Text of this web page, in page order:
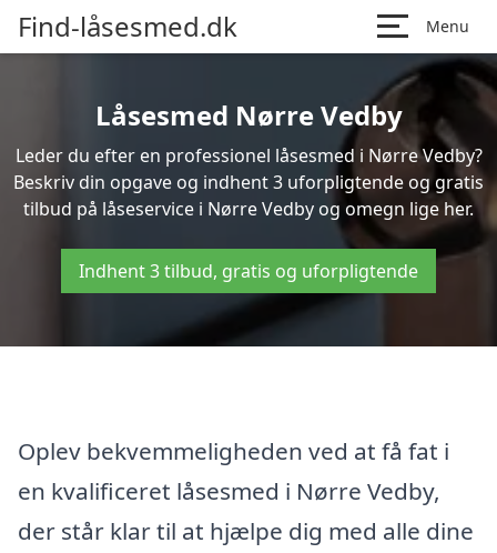
Find-låsesmed.dk Menu
Låsesmed Nørre Vedby
Leder du efter en professionel låsesmed i Nørre Vedby?
Beskriv din opgave og indhent 3 uforpligtende og gratis
tilbud på låseservice i Nørre Vedby og omegn lige her.
Indhent 3 tilbud, gratis og uforpligtende
Oplev bekvemmeligheden ved at få fat i
en kvalificeret låsesmed i Nørre Vedby,
der står klar til at hjælpe dig med alle dine